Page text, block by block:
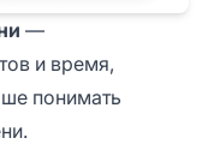
—
и время,
понимать